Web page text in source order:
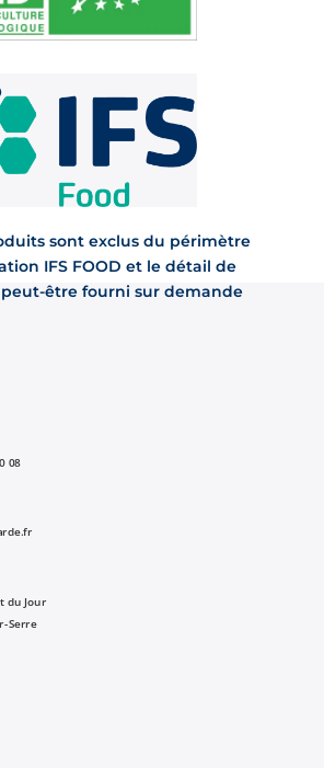
sont exclus du périmètre
IFS FOOD et le détail de
peut-être fourni sur demande
08
du Jour
Serre